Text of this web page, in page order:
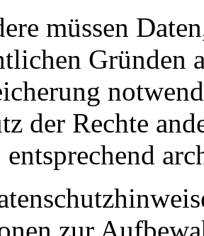
müssen
Gründen
der Rechte
entsprechend